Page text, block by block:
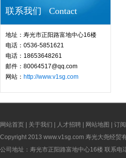
联系我们 Contact
地址：寿光市正阳路富地中心16楼
电话：0536-5851621
电话：18653648261
邮件：80064517@qq.com
网站： http://www.v1sg.com
网站首页 关于我们 人才招聘 网站地图
订
Copyright 2013 www.v1sg.com 寿光大尧经贸
公司地址：寿光市正阳路富地中心16楼 联系